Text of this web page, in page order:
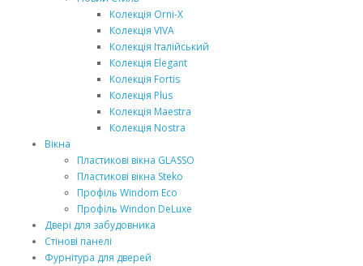
Колекція Orni-X
Колекція VIVA
Колекція Італійський
Колекція Elegant
Колекція Fortis
Колекція Plus
Колекція Мaestrа
Колекція Nostra
Вікна
Пластикові вікна GLASSO
Пластикові вікна Steko
Профіль Windom Ecо
Профіль Windon DeLuxe
Двері для забудовника
Стінові панелі
Фурнітура для дверей